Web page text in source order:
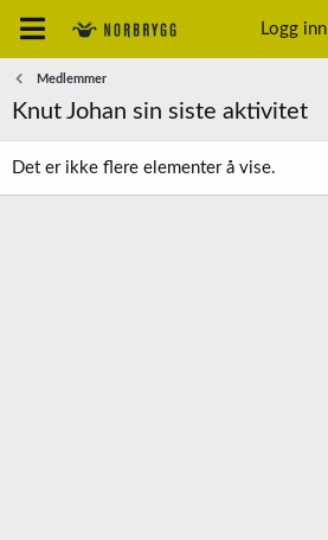
Logg inn
Medlemmer
Knut Johan sin siste aktivitet
Det er ikke flere elementer å vise.